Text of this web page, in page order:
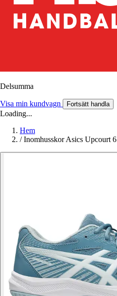
Delsumma
Visa min kundvagn Fortsätt handla
Loading...
Hem
/ Inomhusskor Asics Upcourt 6